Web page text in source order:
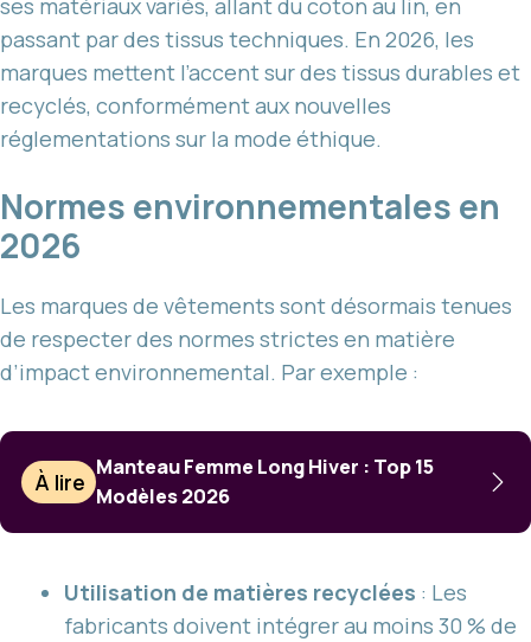
ses matériaux variés, allant du coton au lin, en
passant par des tissus techniques. En 2026, les
marques mettent l’accent sur des tissus durables et
recyclés, conformément aux nouvelles
réglementations sur la mode éthique.
Normes environnementales en
2026
Les marques de vêtements sont désormais tenues
de respecter des normes strictes en matière
d’impact environnemental. Par exemple :
À lire
Manteau Femme Long Hiver : Top 15
Modèles 2026
Utilisation de matières recyclées : Les
fabricants doivent intégrer au moins 30 % de